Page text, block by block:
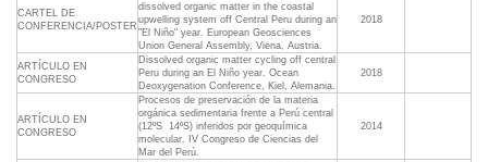
CARTEL DE
CONFERENCIA/POSTER
dissolved organic matter in the coastal
upwelling system off Central Peru during an
"El Niño" year. European Geosciences
Union General Assembly, Viena, Austria.
2018
ARTÍCULO EN
CONGRESO
Dissolved organic matter cycling off central
Peru during an El Niño year. Ocean
Deoxygenation Conference, Kiel, Alemania.
2018
ARTÍCULO EN
CONGRESO
Procesos de preservación de la materia
orgánica sedimentaria frente a Perú central
(12ºS  14ºS) inferidos por geoquímica
molecular. IV Congreso de Ciencias del
Mar del Perú.
2014